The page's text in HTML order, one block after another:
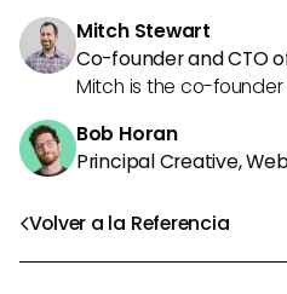
Volver a la Referencia
Mitch Stewart
Co-founder and CTO
Mitch is the co-founder
Bob Horan
Principal Creative,